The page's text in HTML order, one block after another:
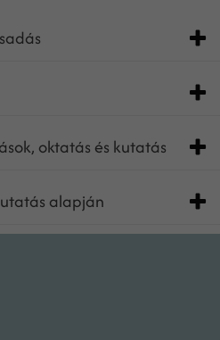
oktatás és kutatás
alapján